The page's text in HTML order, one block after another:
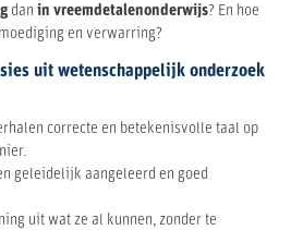
Prijzen
dan in vreemdetalenonderwijs? En hoe
en verwarring?
uit wetenschappelijk onderzoek
correcte en betekenisvolle taal op
geleidelijk aangeleerd en goed
uit wat ze al kunnen, zonder te